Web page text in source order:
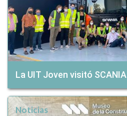
La UIT Joven visitó SCANIA
Noticias